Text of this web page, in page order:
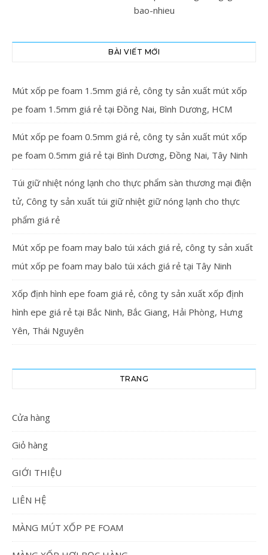
BÀI VIẾT MỚI
Mút xốp pe foam 1.5mm giá rẻ, công ty sản xuất mút xốp
pe foam 1.5mm giá rẻ tại Đồng Nai, Bình Dương, HCM
Mút xốp pe foam 0.5mm giá rẻ, công ty sản xuất mút xốp
pe foam 0.5mm giá rẻ tại Bình Dương, Đồng Nai, Tây Ninh
Túi giữ nhiệt nóng lạnh cho thực phẩm sàn thương mại điện
tử, Công ty sản xuất túi giữ nhiệt giữ nóng lạnh cho thực
phẩm giá rẻ
Mút xốp pe foam may balo túi xách giá rẻ, công ty sản xuất
mút xốp pe foam may balo túi xách giá rẻ tại Tây Ninh
Xốp định hình epe foam giá rẻ, công ty sản xuất xốp định
hình epe giá rẻ tại Bắc Ninh, Bắc Giang, Hải Phòng, Hưng
Yên, Thái Nguyên
TRANG
Cửa hàng
Giỏ hàng
GIỚI THIỆU
LIÊN HỆ
MÀNG MÚT XỐP PE FOAM